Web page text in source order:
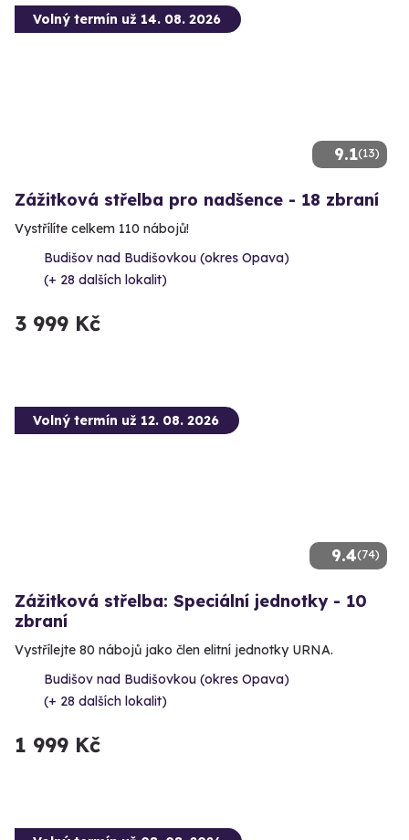
9.1(13)
Volný termín už 14. 08. 2026
Zážitková střelba pro nadšence - 18 zbraní
Vystřílíte celkem 110 nábojů!
Budišov nad Budišovkou (okres Opava)
(+ 28 dalších lokalit)
3 999 Kč
9.4(74)
Volný termín už 12. 08. 2026
Zážitková střelba: Speciální jednotky - 10
zbraní
Vystřílejte 80 nábojů jako člen elitní jednotky URNA.
Budišov nad Budišovkou (okres Opava)
(+ 28 dalších lokalit)
1 999 Kč